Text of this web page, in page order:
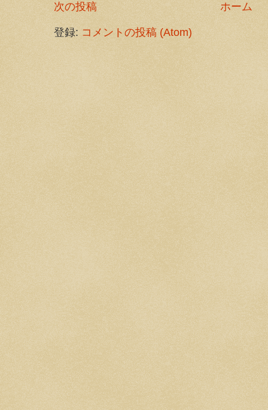
次の投稿 ホーム
登録: コメントの投稿 (Atom)